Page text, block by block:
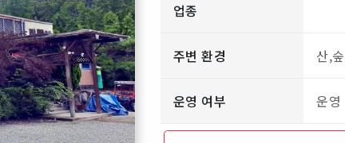
업종
주변 환경 산,
운영 여부 운영